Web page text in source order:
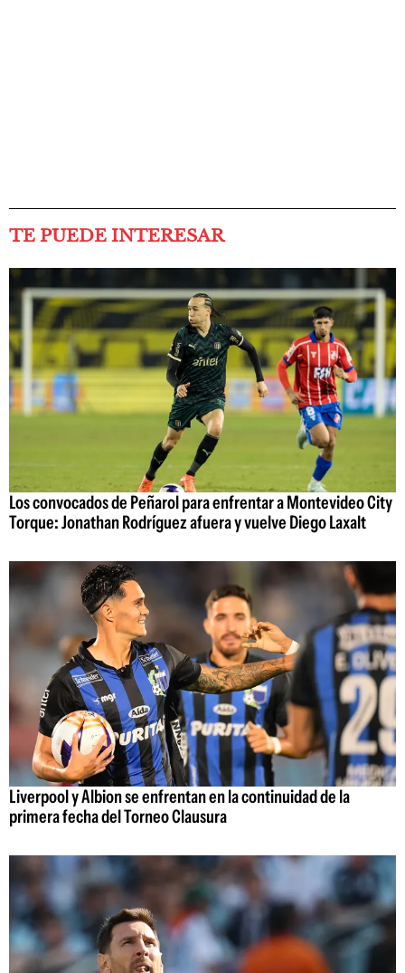
TE PUEDE INTERESAR
Los convocados de Peñarol para enfrentar a Montevideo City
Torque: Jonathan Rodríguez afuera y vuelve Diego Laxalt
Liverpool y Albion se enfrentan en la continuidad de la
primera fecha del Torneo Clausura